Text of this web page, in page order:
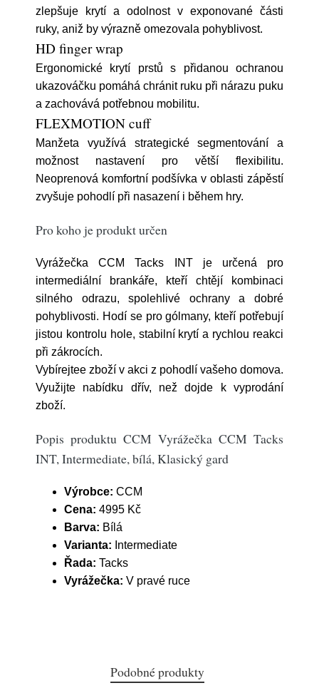
zlepšuje krytí a odolnost v exponované části
ruky, aniž by výrazně omezovala pohyblivost.
HD finger wrap
Ergonomické krytí prstů s přidanou ochranou
ukazováčku pomáhá chránit ruku při nárazu puku
a zachovává potřebnou mobilitu.
FLEXMOTION cuff
Manžeta využívá strategické segmentování a
možnost nastavení pro větší flexibilitu.
Neoprenová komfortní podšívka v oblasti zápěstí
zvyšuje pohodlí při nasazení i během hry.
Pro koho je produkt určen
Vyrážečka CCM Tacks INT je určená pro
intermediální brankáře, kteří chtějí kombinaci
silného odrazu, spolehlivé ochrany a dobré
pohyblivosti. Hodí se pro gólmany, kteří potřebují
jistou kontrolu hole, stabilní krytí a rychlou reakci
při zákrocích.
Vybírejtee zboží v akci z pohodlí vašeho domova.
Využijte nabídku dřív, než dojde k vyprodání
zboží.
Popis produktu CCM Vyrážečka CCM Tacks
INT, Intermediate, bílá, Klasický gard
Výrobce: CCM
Cena: 4995 Kč
Barva: Bílá
Varianta: Intermediate
Řada: Tacks
Vyrážečka: V pravé ruce
Podobné produkty